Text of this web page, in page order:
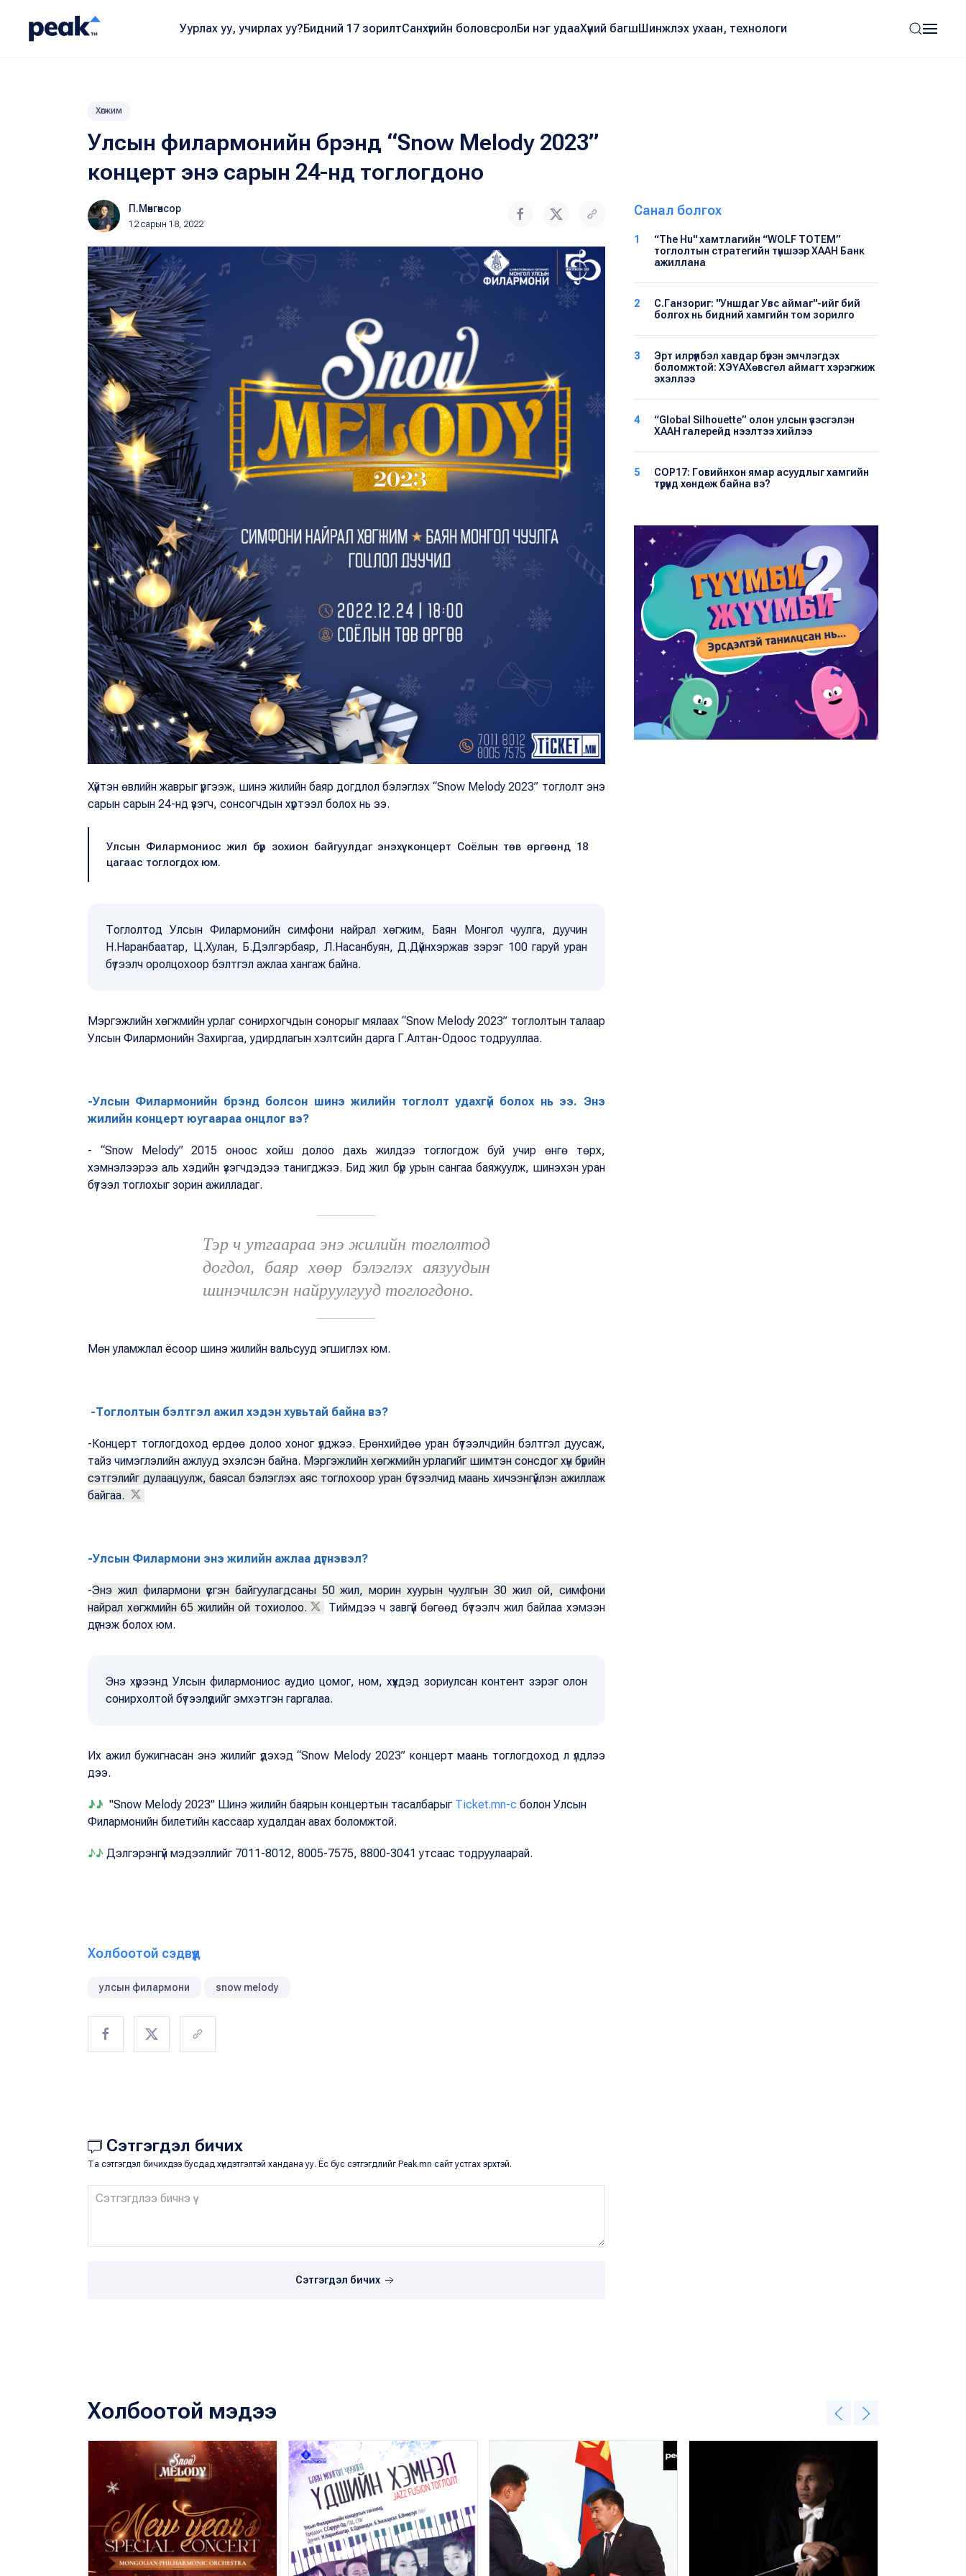
Уурлах уу, учирлах уу?Бидний 17 зорилтСанхүүгийн боловсролБи нэг удааХүний багшШинжлэх ухаан, технологи
Хөгжим
Улсын филармонийн брэнд “Snow Melody 2023”
концерт энэ сарын 24-нд тоглогдоно
П.Мөнгөнсор
12 сарын 18, 2022
Хүйтэн өвлийн жаврыг үргээж, шинэ жилийн баяр догдлол бэлэглэх “Snow Melody 2023” тоглолт энэ
сарын сарын 24-нд үзэгч, сонсогчдын хүртээл болох нь ээ.
Улсын Филармониос жил бүр зохион байгуулдаг энэхүү концерт Соёлын төв өргөөнд 18
цагаас тоглогдох юм.
Тоглолтод Улсын Филармонийн симфони найрал хөгжим, Баян Монгол чуулга, дуучин
Н.Наранбаатар, Ц.Хулан, Б.Дэлгэрбаяр, Л.Насанбуян, Д.Дүйнхэржав зэрэг 100 гаруй уран
бүтээлч оролцохоор бэлтгэл ажлаа хангаж байна.
Мэргэжлийн хөгжмийн урлаг сонирхогчдын сонорыг мялаах “Snow Melody 2023” тоглолтын талаар
Улсын Филармонийн Захиргаа, удирдлагын хэлтсийн дарга Г.Алтан-Одоос тодрууллаа.
-Улсын Филармонийн брэнд болсон шинэ жилийн тоглолт удахгүй болох нь ээ. Энэ
жилийн концерт юугаараа онцлог вэ?
- “Snow Melody” 2015 оноос хойш долоо дахь жилдээ тоглогдож буй учир өнгө төрх,
хэмнэлээрээ аль хэдийн үзэгчдэдээ танигджээ. Бид жил бүр урын сангаа баяжуулж, шинэхэн уран
бүтээл тоглохыг зорин ажилладаг.
Тэр ч утгаараа энэ жилийн тоглолтод
догдол, баяр хөөр бэлэглэх аязуудын
шинэчилсэн найруулгууд тоглогдоно.
Мөн уламжлал ёсоор шинэ жилийн вальсууд эгшиглэх юм.
-Тоглолтын бэлтгэл ажил хэдэн хувьтай байна вэ?
-Концерт тоглогдоход ердөө долоо хоног үлджээ. Ерөнхийдөө уран бүтээлчдийн бэлтгэл дуусаж,
тайз чимэглэлийн ажлууд эхэлсэн байна. Мэргэжлийн хөгжмийн урлагийг шимтэн сонсдог хүн бүрийн
сэтгэлийг дулаацуулж, баясал бэлэглэх аяс тоглохоор уран бүтээлчид маань хичээнгүйлэн ажиллаж
байгаа.
-Улсын Филармони энэ жилийн ажлаа дүгнэвэл?
-Энэ жил филармони үүсгэн байгуулагдсаны 50 жил, морин хуурын чуулгын 30 жил ой, симфони
найрал хөгжмийн 65 жилийн ой тохиолоо.
Тиймдээ ч завгүй бөгөөд бүтээлч жил байлаа хэмээн
дүгнэж болох юм.
Энэ хүрээнд Улсын филармониос аудио цомог, ном, хүүхдэд зориулсан контент зэрэг олон
сонирхолтой бүтээлүүдийг эмхэтгэн гаргалаа.
Их ажил бужигнасан энэ жилийг үдэхэд “Snow Melody 2023” концерт маань тоглогдоход л үлдлээ
дээ.
♪♪ "Snow Melody 2023" Шинэ жилийн баярын концертын тасалбарыг Ticket.mn-с болон Улсын
Филармонийн билетийн кассаар худалдан авах боломжтой.
♪♪ Дэлгэрэнгүй мэдээллийг 7011-8012, 8005-7575, 8800-3041 утсаас тодруулаарай.
Холбоотой сэдвүүд
улсын филармони snow melody
Сэтгэгдэл бичих
Та сэтгэгдэл бичихдээ бусдад хүндэтгэлтэй хандана уу. Ёс бус сэтгэгдлийг Peak.mn сайт устгах эрхтэй.
Сэтгэгдэл бичих
Санал болгох
1
“The Hu" хамтлагийн “WOLF TOTEM”
тоглолтын стратегийн түншээр ХААН Банк
ажиллана
2
С.Ганзориг: "Уншдаг Увс аймаг"-ийг бий
болгох нь бидний хамгийн том зорилго
3
Эрт илрүүлбэл хавдар бүрэн эмчлэгдэх
боломжтой: ХЭҮА​Хөвсгөл аймагт хэрэгжиж
эхэллээ
4
“Global Silhouette” олон улсын үзэсгэлэн
ХААН галерейд нээлтээ хийлээ
5
COP17: Говийнхон ямар асуудлыг хамгийн
түрүүнд хөндөж байна вэ?
Холбоотой мэдээ